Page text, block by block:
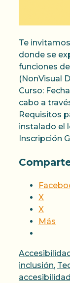
Te
donde se
funciones
(NonVisual
Curso:
cabo a
Requisitos
instalado el
Inscripción
X
X
Más
Categorías
Accesibilidad
inclusión,
accesibilidad